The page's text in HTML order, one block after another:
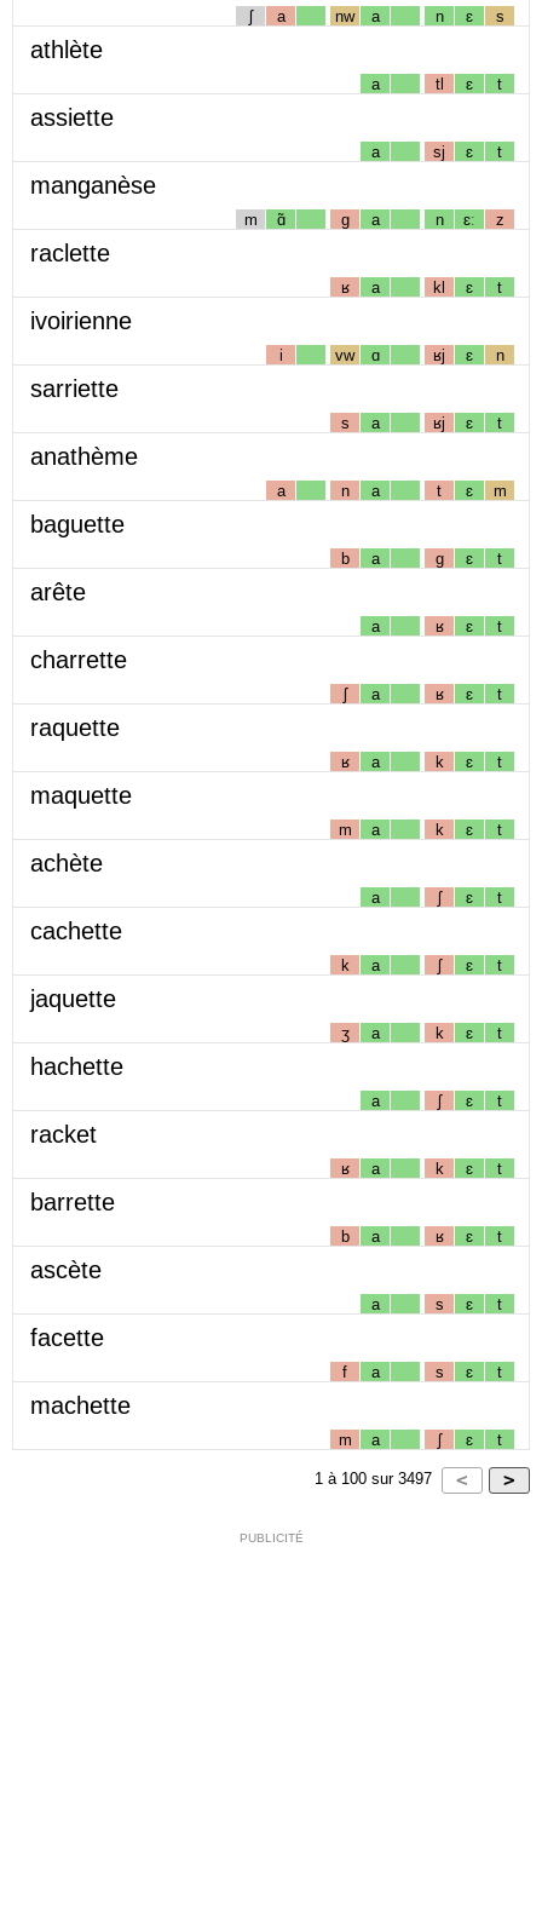
ʃ a nw a n ɛ s
athlète
a tl ɛ t
assiette
a sj ɛ t
manganèse
m ɑ̃ g a n ɛː z
raclette
ʁ a kl ɛ t
ivoirienne
i vw ɑ ʁj ɛ n
sarriette
s a ʁj ɛ t
anathème
a n a t ɛ m
baguette
b a g ɛ t
arête
a ʁ ɛ t
charrette
ʃ a ʁ ɛ t
raquette
ʁ a k ɛ t
maquette
m a k ɛ t
achète
a ʃ ɛ t
cachette
k a ʃ ɛ t
jaquette
ʒ a k ɛ t
hachette
a ʃ ɛ t
racket
ʁ a k ɛ t
barrette
b a ʁ ɛ t
ascète
a s ɛ t
facette
f a s ɛ t
machette
m a ʃ ɛ t
1 à 100 sur 3497
PUBLICITÉ